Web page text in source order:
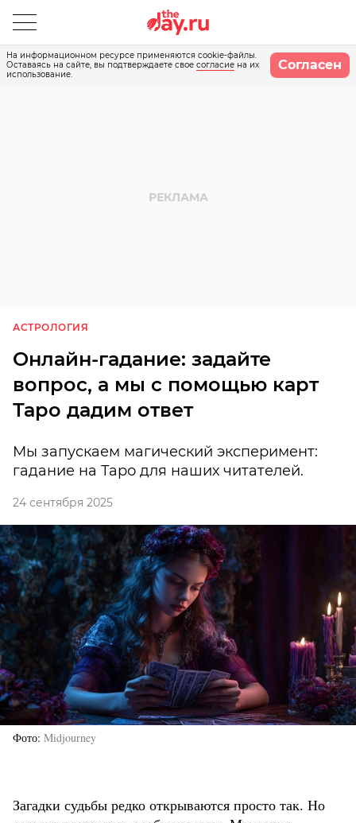
На информационном ресурсе применяются cookie-файлы.
Оставаясь на сайте, вы подтверждаете свое согласие на их
использование.
Согласен
АСТРОЛОГИЯ
Онлайн-гадание: задайте
вопрос, а мы с помощью карт
Таро дадим ответ
Мы запускаем магический эксперимент:
гадание на Таро для наших читателей.
24 сентября 2025
Фото Midjourney
Загадки судьбы редко открываются просто так. Но